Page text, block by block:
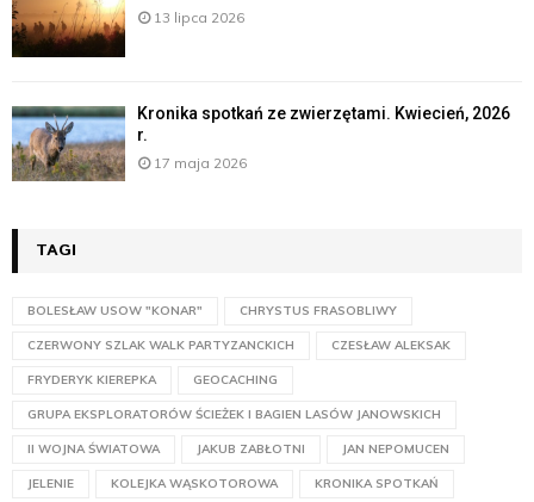
13 lipca 2026
Kronika spotkań ze zwierzętami. Kwiecień, 2026
r.
17 maja 2026
TAGI
BOLESŁAW USOW "KONAR" CHRYSTUS FRASOBLIWY
CZERWONY SZLAK WALK PARTYZANCKICH CZESŁAW ALEKSAK
FRYDERYK KIEREPKA GEOCACHING
GRUPA EKSPLORATORÓW ŚCIEŻEK I BAGIEN LASÓW JANOWSKICH
II WOJNA ŚWIATOWA JAKUB ZABŁOTNI JAN NEPOMUCEN
JELENIE KOLEJKA WĄSKOTOROWA KRONIKA SPOTKAŃ